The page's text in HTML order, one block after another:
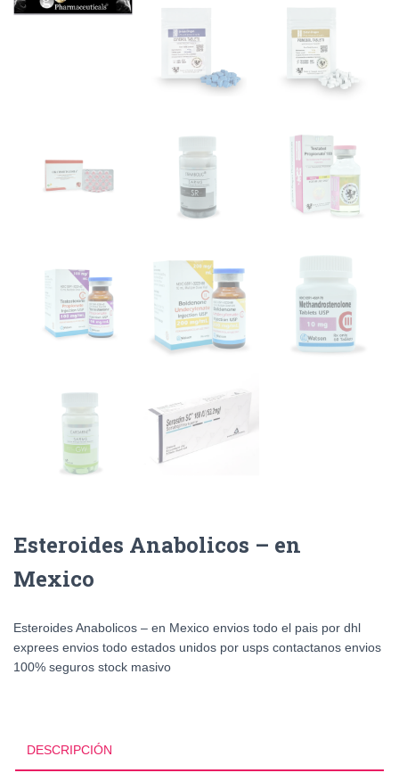
Esteroides Anabolicos – en
Mexico
Esteroides Anabolicos – en Mexico envios todo el pais por dhl
exprees envios todo estados unidos por usps contactanos envios
100% seguros stock masivo
DESCRIPCIÓN